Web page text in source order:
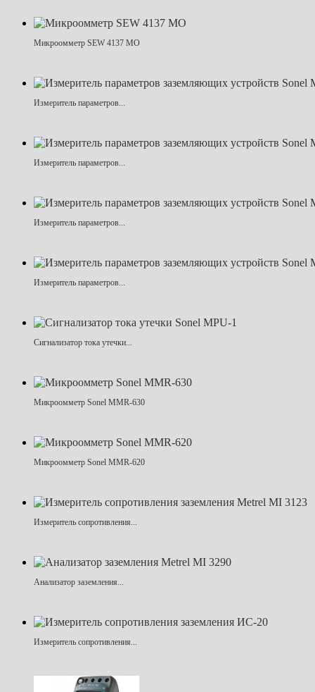
Микроомметр SEW 4137 MO
Измеритель параметров...
Измеритель параметров...
Измеритель параметров...
Измеритель параметров...
Сигнализатор тока утечки...
Микроомметр Sonel MMR-630
Микроомметр Sonel MMR-620
Измеритель сопротивления...
Анализатор заземления...
Измеритель сопротивления...